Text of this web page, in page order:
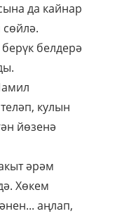
да кайнар
белдерә
кулын
йөзенә
әрәм
Хөкем
аңлап,